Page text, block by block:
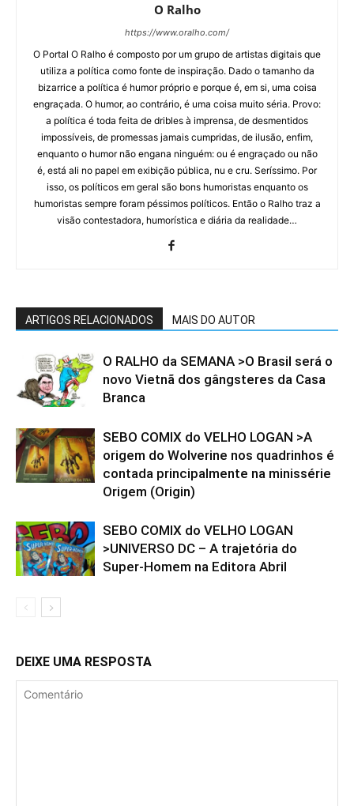
O Ralho
https://www.oralho.com/
O Portal O Ralho é composto por um grupo de artistas digitais que
utiliza a política como fonte de inspiração. Dado o tamanho da
bizarrice a política é humor próprio e porque é, em si, uma coisa
engraçada. O humor, ao contrário, é uma coisa muito séria. Provo:
a política é toda feita de dribles à imprensa, de desmentidos
impossíveis, de promessas jamais cumpridas, de ilusão, enfim,
enquanto o humor não engana ninguém: ou é engraçado ou não
é, está ali no papel em exibição pública, nu e cru. Seríssimo. Por
isso, os políticos em geral são bons humoristas enquanto os
humoristas sempre foram péssimos políticos. Então o Ralho traz a
visão contestadora, humorística e diária da realidade…
ARTIGOS RELACIONADOS MAIS DO AUTOR
O RALHO da SEMANA >O Brasil será o
novo Vietnã dos gângsteres da Casa
Branca
SEBO COMIX do VELHO LOGAN >A
origem do Wolverine nos quadrinhos é
contada principalmente na minissérie
Origem (Origin)
SEBO COMIX do VELHO LOGAN
>UNIVERSO DC – A trajetória do
Super-Homem na Editora Abril
DEIXE UMA RESPOSTA